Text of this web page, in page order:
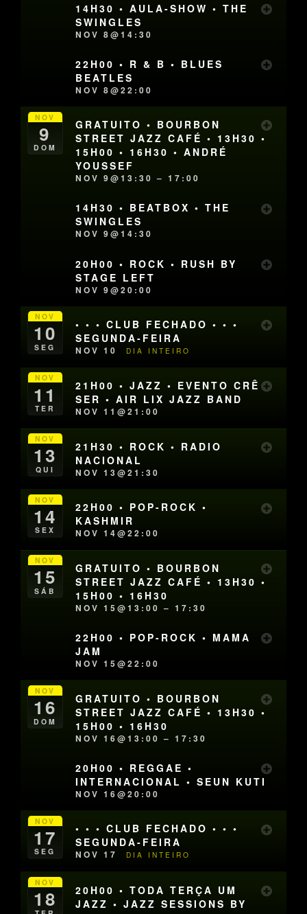
14H30 • AULA-SHOW • THE
SWINGLES
NOV 8@14:30
22H00 • R & B • BLUES
BEATLES
NOV 8@22:00
NOV
9
DOM
GRATUITO • BOURBON
STREET JAZZ CAFÉ • 13H30 •
15H00 • 16H30 • ANDRÉ
YOUSSEF
NOV 9@13:30 – 17:00
14H30 • BEATBOX • THE
SWINGLES
NOV 9@14:30
20H00 • ROCK • RUSH BY
STAGE LEFT
NOV 9@20:00
NOV
10
SEG
• • • CLUB FECHADO • • •
SEGUNDA-FEIRA
NOV 10 DIA INTEIRO
NOV
11
TER
21H00 • JAZZ • EVENTO CRÊ
SER • AIR LIX JAZZ BAND
NOV 11@21:00
NOV
13
QUI
21H30 • ROCK • RADIO
NACIONAL
NOV 13@21:30
NOV
14
SEX
22H00 • POP-ROCK •
KASHMIR
NOV 14@22:00
NOV
15
SÁB
GRATUITO • BOURBON
STREET JAZZ CAFÉ • 13H30 •
15H00 • 16H30
NOV 15@13:00 – 17:30
22H00 • POP-ROCK • MAMA
JAM
NOV 15@22:00
NOV
16
DOM
GRATUITO • BOURBON
STREET JAZZ CAFÉ • 13H30 •
15H00 • 16H30
NOV 16@13:00 – 17:30
20H00 • REGGAE •
INTERNACIONAL • SEUN KUTI
NOV 16@20:00
NOV
17
SEG
• • • CLUB FECHADO • • •
SEGUNDA-FEIRA
NOV 17 DIA INTEIRO
NOV
18
20H00 • TODA TERÇA UM
JAZZ • JAZZ SESSIONS BY